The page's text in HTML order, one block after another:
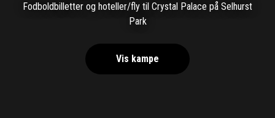
Fodboldbilletter og hoteller/fly til Crystal Palace på Selhurst
Park
Vis kampe